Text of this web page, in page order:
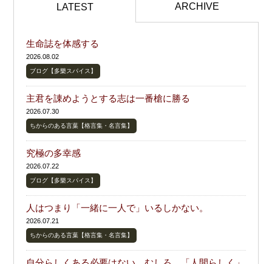
LATEST ARCHIVE
生命誌を体感する
2026.08.02
ブログ【多樂スパイス】
主君を諌めようとする志は一番槍に勝る
2026.07.30
ちからのある言葉【格言集・名言集】
究極の多幸感
2026.07.22
ブログ【多樂スパイス】
人はつまり「一緒に一人で」いるしかない。
2026.07.21
ちからのある言葉【格言集・名言集】